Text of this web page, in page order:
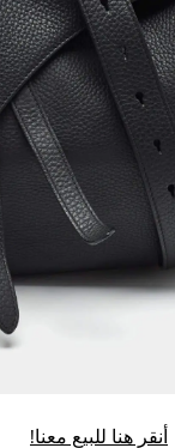
أنقر هنا للبيع معنا!